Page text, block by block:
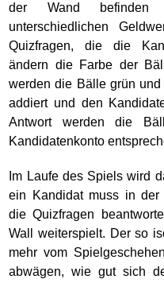
der Wand
unterschiedlichen
Quizfragen, die die
ändern die Farbe der
werden die Bälle grün
addiert und den
Antwort werden die
Kandidatenkonto
Im Laufe des Spiels wird
ein Kandidat muss in der
die Quizfragen
Wall weiterspielt. Der so
mehr vom
abwägen, wie gut sich